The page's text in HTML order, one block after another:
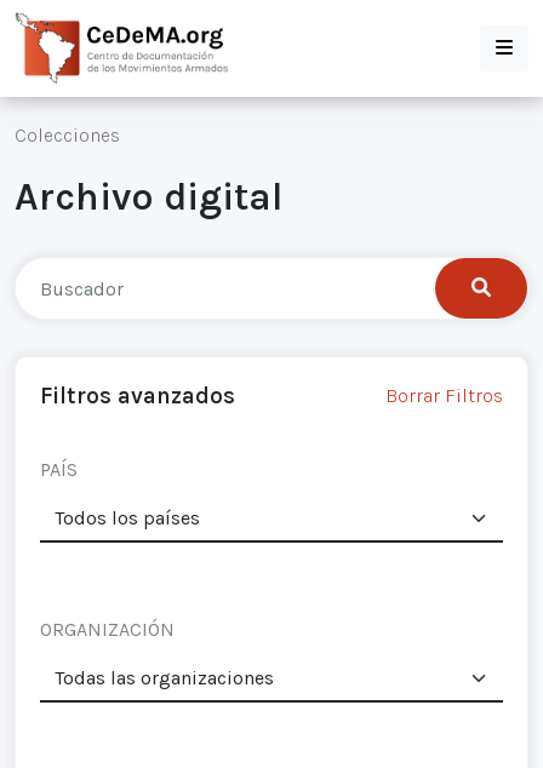
Colecciones
Archivo digital
Filtros avanzados Borrar Filtros
PAÍS
ORGANIZACIÓN